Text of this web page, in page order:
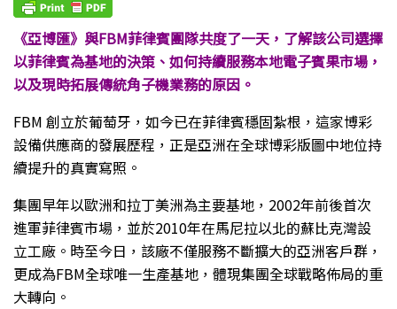
《亞博匯》與FBM菲律賓團隊共度了一天，了解該公司選擇
以菲律賓為基地的決策、如何持續服務本地電子賓果市場，
以及現時拓展傳統角子機業務的原因。
FBM 創立於葡萄牙，如今已在菲律賓穩固紮根，這家博彩
設備供應商的發展歷程，正是亞洲在全球博彩版圖中地位持
續提升的真實寫照。
集團早年以歐洲和拉丁美洲為主要基地，2002年前後首次
進軍菲律賓市場，並於2010年在馬尼拉以北的蘇比克灣設
立工廠。時至今日，該廠不僅服務不斷擴大的亞洲客戶群，
更成為FBM全球唯一生產基地，體現集團全球戰略佈局的重
大轉向。